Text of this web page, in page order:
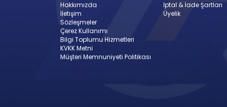
Hakkımızda
İletişim
Sözleşmeler
Çerez Kullanımı
Bilgi Toplumu Hizmetleri
KVKK Metni
Müşteri Memnuniyeti Politikası
İptal & İade Şartları
Üyelik